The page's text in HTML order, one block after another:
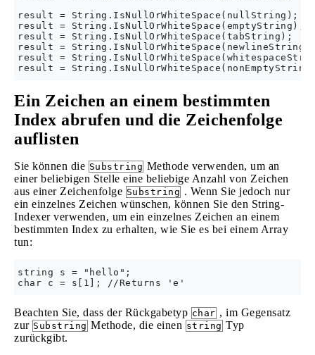
result =
result =
result =
result =
result =
Ein Zeichen an einem bestimmten
Index abrufen und die Zeichenfolge
auflisten
Sie können die Substring Methode verwenden, um an
einer beliebigen Stelle eine beliebige Anzahl von Zeichen
aus einer Zeichenfolge Substring . Wenn Sie jedoch nur
ein einzelnes Zeichen wünschen, können Sie den String-
Indexer verwenden, um ein einzelnes Zeichen an einem
bestimmten Index zu erhalten, wie Sie es bei einem Array
tun:
string s = "hello";
Beachten Sie, dass der Rückgabetyp char , im Gegensatz
zur Substring Methode, die einen string Typ
zurückgibt.